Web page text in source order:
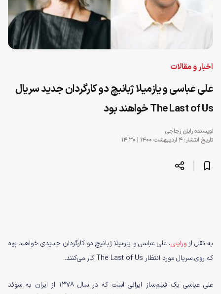
اخبار و مقالات
علی عباسی و یازمیلا ژبانیچ دو کارگردان جدید سریال
The Last of Us خواهند بود
نویسندهرایان زجاجی
تاریخ انتشار: ۴ اردیبهشت ۱۴۰۰ | ۱۴:۳۰
به نقل ازورایتی، علی عباسی و یازمیلا ژبانیچ دو کارگردان جدیدی خواهند بود
که روی سریال مورد انتظار The Last of Us کار می‌کنند.
علی عباسی یک فیلم‌ساز ایرانی است که در سال ۱۳۷۸ از ایران به سوئد